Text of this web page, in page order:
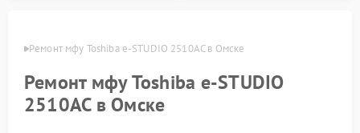
Ремонт мфу Toshiba e-STUDIO 2510AC в Омске
Ремонт мфу Toshiba e-STUDIO
2510AC в Омске